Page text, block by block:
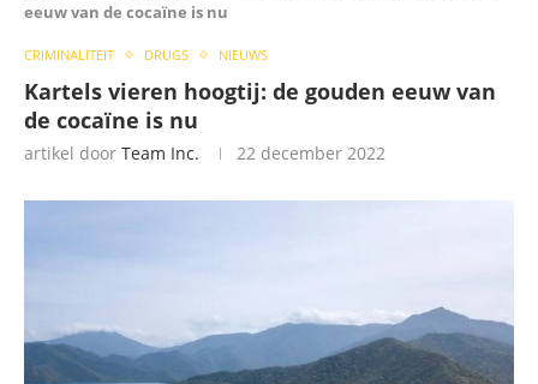
eeuw van de cocaïne is nu
CRIMINALITEIT DRUGS NIEUWS
Kartels vieren hoogtij: de gouden eeuw van
de cocaïne is nu
artikel door Team Inc. 22 december 2022